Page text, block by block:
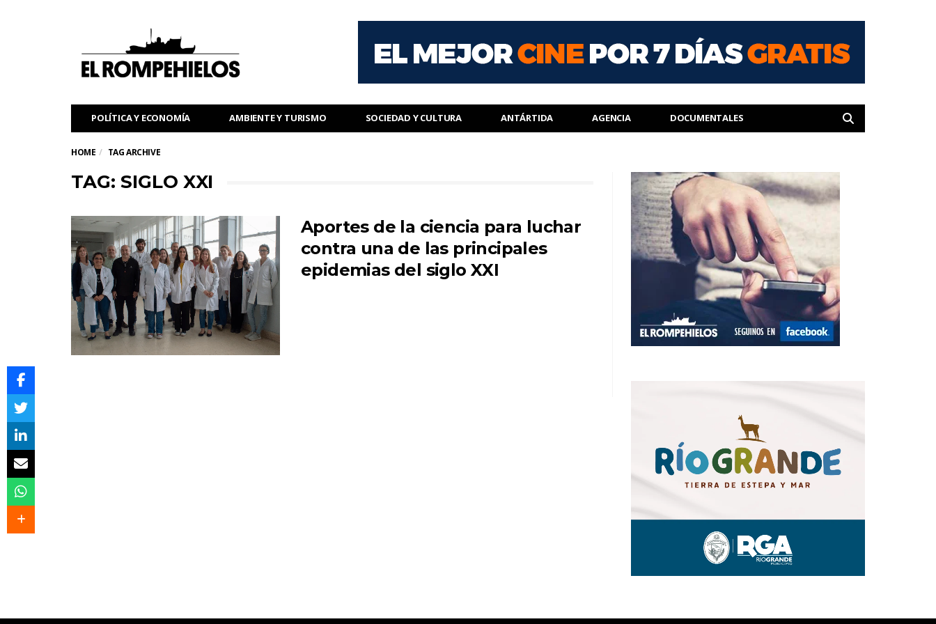
POLÍTICA Y ECONOMÍA AMBIENTE Y TURISMO SOCIEDAD Y CULTURA ANTÁRTIDA AGENCIA DOCUMENTALES
HOME TAG ARCHIVE
TAG: SIGLO XXI
Aportes de la ciencia para luchar
contra una de las principales
epidemias del siglo XXI